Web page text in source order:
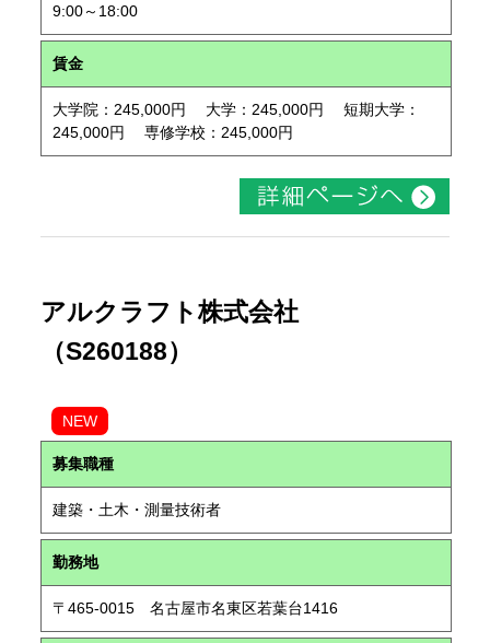
9:00～18:00
賃金
大学院：245,000円 大学：245,000円 短期大学：
245,000円 専修学校：245,000円
アルクラフト株式会社
（S260188）
NEW
募集職種
建築・土木・測量技術者
勤務地
〒465-0015 名古屋市名東区若葉台1416